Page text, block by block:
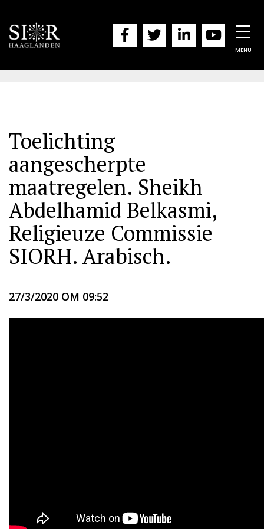
MENU
Toelichting
aangescherpte
maatregelen. Sheikh
Abdelhamid Belkasmi,
Religieuze Commissie
SIORH. Arabisch.
27/3/2020 OM 09:52